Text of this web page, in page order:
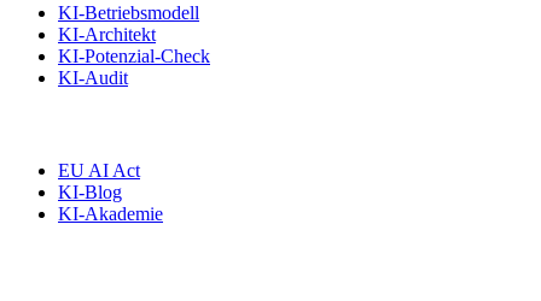
KI-Betriebsmodell
KI-Architekt
KI-Potenzial-Check
KI-Audit
EU AI Act
KI-Blog
KI-Akademie